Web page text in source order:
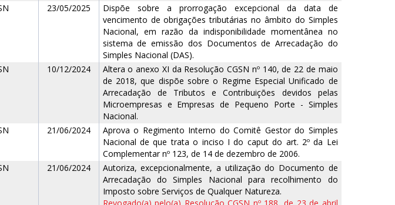
23/05/2025
Dispõe sobre a prorrogação excepcional da data de
vencimento de obrigações tributárias no âmbito do Simples
Nacional, em razão da indisponibilidade momentânea no
sistema de emissão dos Documentos de Arrecadação do
Simples Nacional (DAS).
10/12/2024
Altera o anexo XI da Resolução CGSN nº 140, de 22 de maio
de 2018, que dispõe sobre o Regime Especial Unificado de
Arrecadação de Tributos e Contribuições devidos pelas
Microempresas e Empresas de Pequeno Porte - Simples
Nacional.
21/06/2024
Aprova o Regimento Interno do Comitê Gestor do Simples
Nacional de que trata o inciso I do caput do art. 2º da Lei
Complementar nº 123, de 14 de dezembro de 2006.
21/06/2024
Autoriza, excepcionalmente, a utilização do Documento de
Arrecadação do Simples Nacional para recolhimento do
Imposto sobre Serviços de Qualquer Natureza.